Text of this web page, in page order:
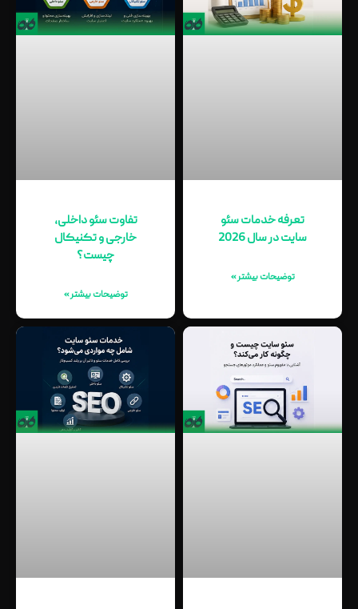
تعرفه خدمات سئو
سایت در سال 2026
توضیحات بیشتر »
تفاوت سئو داخلی،
خارجی و تکنیکال
چیست؟
توضیحات بیشتر »